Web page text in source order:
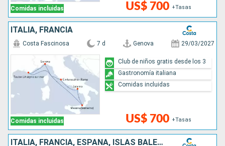
Comidas incluidas US$ 700 +Tasas
ITALIA, FRANCIA
Comidas incluidas
Costa Fascinosa 7 d Genova 29/03/2027
US$ 700 +Tasas
Club de niños gratis desde los 3
Gastronomía italiana
Comidas incluidas
ITALIA, FRANCIA, ESPAÑA, ISLAS BALEARES